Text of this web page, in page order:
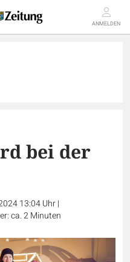
ANMELDEN
bei der
13:04 Uhr|
ca. 2 Minuten